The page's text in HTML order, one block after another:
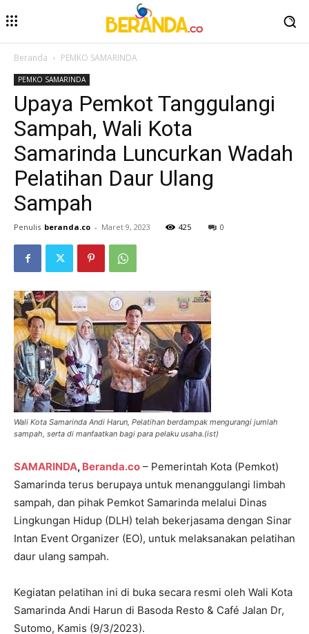
Beranda PEMKO SAMARINDA
PEMKO SAMARINDA
Upaya Pemkot Tanggulangi
Sampah, Wali Kota
Samarinda Luncurkan Wadah
Pelatihan Daur Ulang
Sampah
Penulis beranda.co - Maret 9, 2023 425 0
Wali Kota Samarinda Andi Harun, Pelatihan berdampak mengurangi jumlah
sampah, serta di manfaatkan bagi para pelaku usaha.(ist)
SAMARINDA, Beranda.co – Pemerintah Kota (Pemkot)
Samarinda terus berupaya untuk menanggulangi limbah
sampah, dan pihak Pemkot Samarinda melalui Dinas
Lingkungan Hidup (DLH) telah bekerjasama dengan Sinar
Intan Event Organizer (EO), untuk melaksanakan pelatihan
daur ulang sampah.
Kegiatan pelatihan ini di buka secara resmi oleh Wali Kota
Samarinda Andi Harun di Basoda Resto & Café Jalan Dr,
Sutomo, Kamis (9/3/2023).